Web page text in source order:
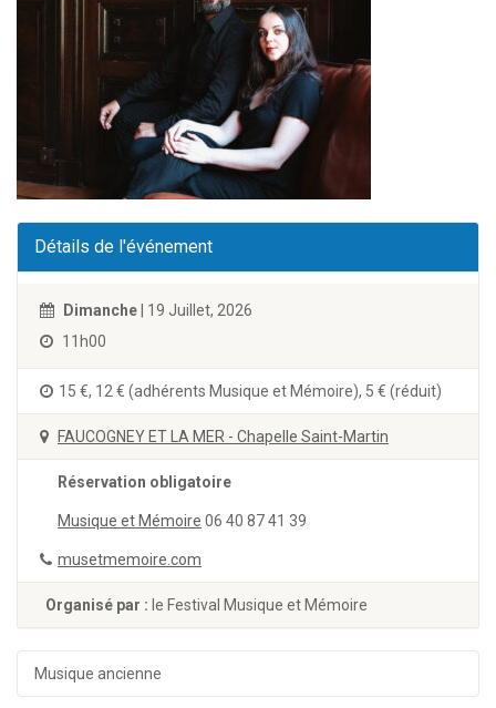
Détails de l'événement
Dimanche | 19 Juillet, 2026
11h00
15 €, 12 € (adhérents Musique et Mémoire), 5 € (réduit)
FAUCOGNEY ET LA MER - Chapelle Saint-Martin
Réservation obligatoire
Musique et Mémoire 06 40 87 41 39
musetmemoire.com
Organisé par : le Festival Musique et Mémoire
Musique ancienne